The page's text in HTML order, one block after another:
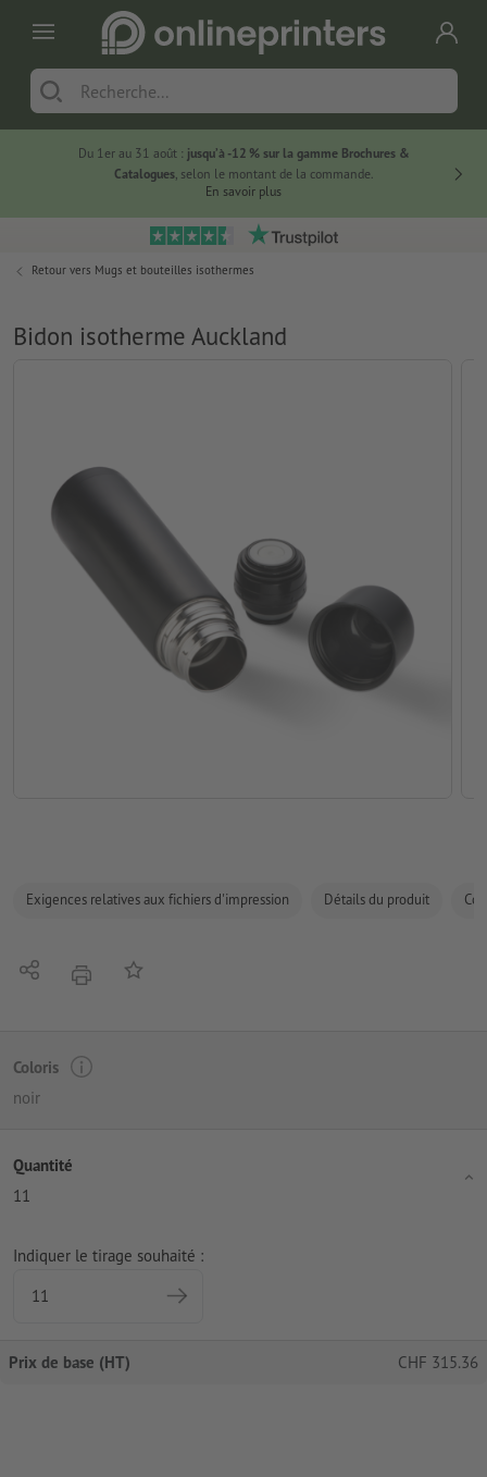
Du 1er au 31 août : jusqu’à -12 % sur la gamme Brochures &
Catalogues, selon le montant de la commande.
En savoir plus
Retour vers Mugs et bouteilles isothermes
Bidon isotherme Auckland
Exigences relatives aux fichiers d'impression Détails du produit
PartagerimprimerAjouter à liste d'article
Coloris
noir
Quantité
11
Indiquer le tirage souhaité :
Prix de base (HT) CHF 315.36